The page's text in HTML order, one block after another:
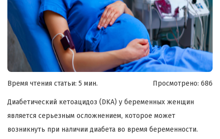
Время чтения статьи: 5 мин. Просмотрено: 686
Диабетический кетоацидоз (DKA) у беременных женщин
является серьезным осложнением, которое может
возникнуть при наличии диабета во время беременности.